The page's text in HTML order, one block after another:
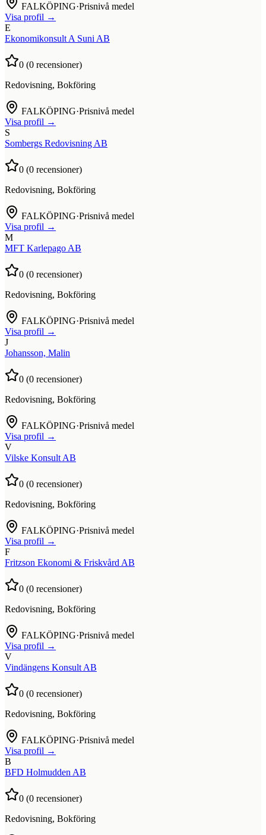
FALKÖPING·Prisnivå medel
Visa profil →
E
Ekonomikonsult A Suni AB
0 (0 recensioner)
Redovisning, Bokföring
FALKÖPING·Prisnivå medel
Visa profil →
S
Sombergs Redovisning AB
0 (0 recensioner)
Redovisning, Bokföring
FALKÖPING·Prisnivå medel
Visa profil →
M
MFT Karlepago AB
0 (0 recensioner)
Redovisning, Bokföring
FALKÖPING·Prisnivå medel
Visa profil →
J
Johansson, Malin
0 (0 recensioner)
Redovisning, Bokföring
FALKÖPING·Prisnivå medel
Visa profil →
V
Vilske Konsult AB
0 (0 recensioner)
Redovisning, Bokföring
FALKÖPING·Prisnivå medel
Visa profil →
F
Fritzson Ekonomi & Friskvård AB
0 (0 recensioner)
Redovisning, Bokföring
FALKÖPING·Prisnivå medel
Visa profil →
V
Vindängens Konsult AB
0 (0 recensioner)
Redovisning, Bokföring
FALKÖPING·Prisnivå medel
Visa profil →
B
BFD Holmudden AB
0 (0 recensioner)
Redovisning, Bokföring